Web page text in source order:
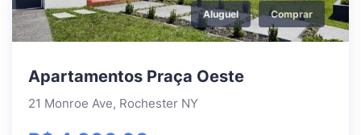
Aluguel Comprar
Apartamentos Praça Oeste
21 Monroe Ave, Rochester NY